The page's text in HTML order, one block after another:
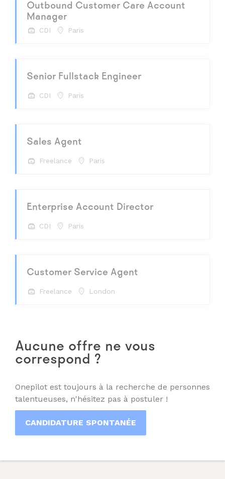
Outbound Customer Care Account
Manager
CDI Paris
Senior Fullstack Engineer
CDI Paris
Sales Agent
Freelance Paris
Enterprise Account Director
CDI Paris
Customer Service Agent
Freelance London
Aucune offre ne vous
correspond ?
Onepilot est toujours à la recherche de personnes
talentueuses, n'hésitez pas à postuler !
CANDIDATURE SPONTANÉE